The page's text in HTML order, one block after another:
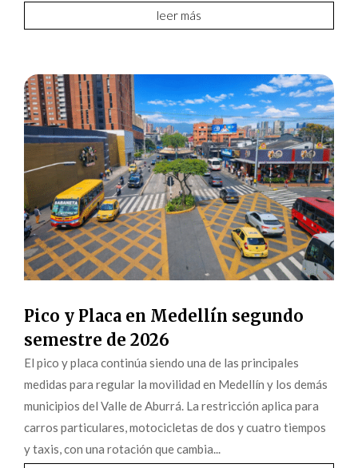
leer más
Pico y Placa en Medellín segundo
semestre de 2026
El pico y placa continúa siendo una de las principales
medidas para regular la movilidad en Medellín y los demás
municipios del Valle de Aburrá. La restricción aplica para
carros particulares, motocicletas de dos y cuatro tiempos
y taxis, con una rotación que cambia...